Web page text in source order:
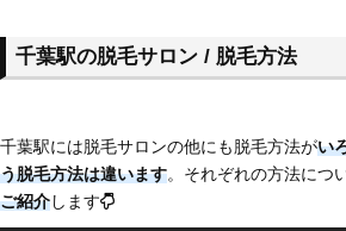
千葉駅の脱毛サロン / 脱毛方法
千葉駅には脱毛サロンの他にも脱毛方法がい
う脱毛方法は違います。それぞれの方法につ
ご紹介します